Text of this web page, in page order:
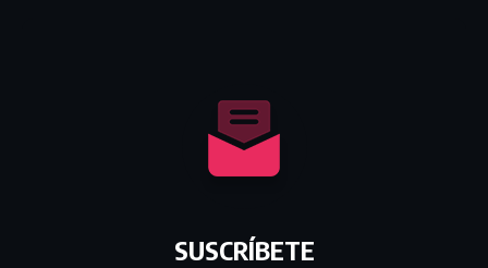
SUSCRÍBETE